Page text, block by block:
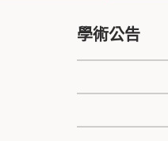
學術公告